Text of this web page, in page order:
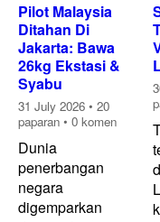
Pilot Malaysia
Ditahan Di
Jakarta: Bawa
26kg Ekstasi &
Syabu
31 July 2026 • 20
paparan • 0 komen
Dunia
penerbangan
negara
digemparkan